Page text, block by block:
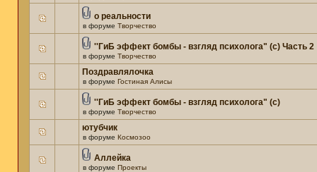
о реальности
в форуме Творчество
''ГиБ эффект бомбы - взгляд психолога" (c) Часть 2
в форуме Творчество
Поздравлялочка
в форуме Гостиная Алисы
''ГиБ эффект бомбы - взгляд психолога" (c)
в форуме Творчество
ютубчик
в форуме Космозоо
Аллейка
в форуме Проекты